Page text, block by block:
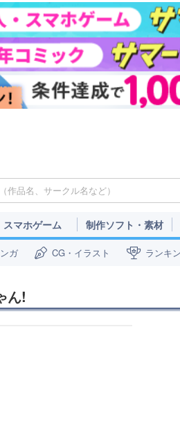
スマホゲーム 制作ソフト・素材
ガ CG・イラスト ランキ
ん!